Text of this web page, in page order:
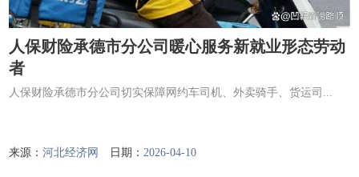
人保财险承德市分公司暖心服务新就业形态劳动
者
人保财险承德市分公司切实保障网约车司机、外卖骑手、货运司...
来源：河北经济网 日期： 2026-04-10